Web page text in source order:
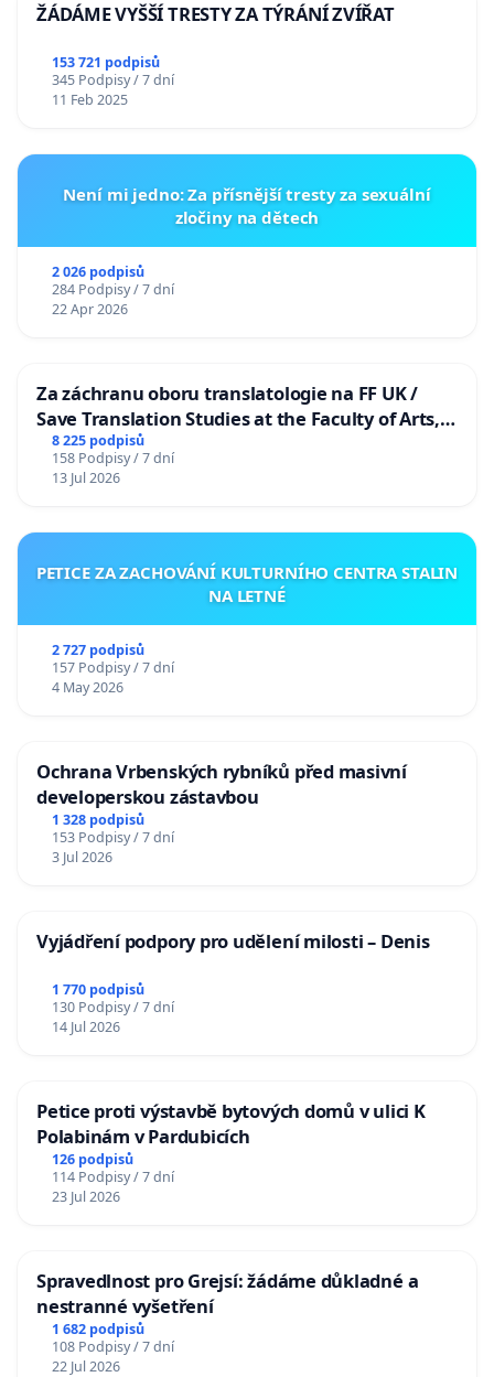
ŽÁDÁME VYŠŠÍ TRESTY ZA TÝRÁNÍ ZVÍŘAT
153 721 podpisů
345 Podpisy / 7 dní
11 Feb 2025
Není mi jedno: Za přísnější tresty za sexuální
zločiny na dětech
2 026 podpisů
284 Podpisy / 7 dní
22 Apr 2026
Za záchranu oboru translatologie na FF UK /
Save Translation Studies at the Faculty of Arts,
Charles University
8 225 podpisů
158 Podpisy / 7 dní
13 Jul 2026
PETICE ZA ZACHOVÁNÍ KULTURNÍHO CENTRA STALIN
NA LETNÉ
2 727 podpisů
157 Podpisy / 7 dní
4 May 2026
Ochrana Vrbenských rybníků před masivní
developerskou zástavbou
1 328 podpisů
153 Podpisy / 7 dní
3 Jul 2026
Vyjádření podpory pro udělení milosti – Denis
1 770 podpisů
130 Podpisy / 7 dní
14 Jul 2026
Petice proti výstavbě bytových domů v ulici K
Polabinám v Pardubicích
126 podpisů
114 Podpisy / 7 dní
23 Jul 2026
Spravedlnost pro Grejsí: žádáme důkladné a
nestranné vyšetření
1 682 podpisů
108 Podpisy / 7 dní
22 Jul 2026